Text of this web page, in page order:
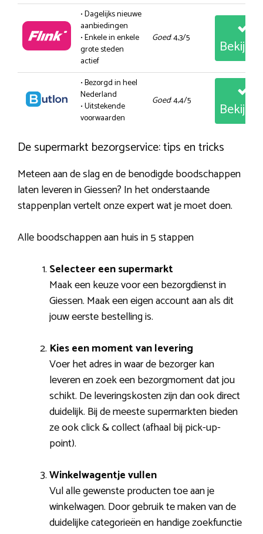
• Dagelijks nieuwe
aanbiedingen
• Enkele in enkele
grote steden
actief
Goed: 4,3/5
• Bezorgd in heel
Nederland
• Uitstekende
voorwaarden
Goed: 4,4/5
De supermarkt bezorgservice: tips en tricks
Meteen aan de slag en de benodigde boodschappen
laten leveren in Giessen? In het onderstaande
stappenplan vertelt onze expert wat je moet doen.
Alle boodschappen aan huis in 5 stappen
Selecteer een supermarkt
Maak een keuze voor een bezorgdienst in
Giessen. Maak een eigen account aan als dit
jouw eerste bestelling is.
Kies een moment van levering
Voer het adres in waar de bezorger kan
leveren en zoek een bezorgmoment dat jou
schikt. De leveringskosten zijn dan ook direct
duidelijk. Bij de meeste supermarkten bieden
ze ook click & collect (afhaal bij pick-up-
point).
Winkelwagentje vullen
Vul alle gewenste producten toe aan je
winkelwagen. Door gebruik te maken van de
duidelijke categorieën en handige zoekfunctie